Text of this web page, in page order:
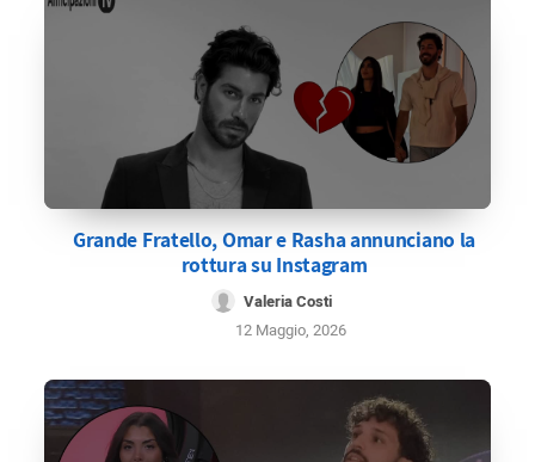
Grande Fratello, Omar e Rasha annunciano la
rottura su Instagram
Valeria Costi
12 Maggio, 2026